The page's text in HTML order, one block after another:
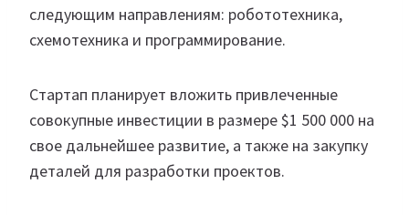
следующим направлениям: робототехника,
схемотехника и программирование.
Стартап планирует вложить привлеченные
совокупные инвестиции в размере $1 500 000 на
свое дальнейшее развитие, а также на закупку
деталей для разработки проектов.